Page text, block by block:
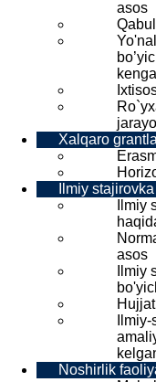
asos
Xalqaro
Ilmiy stajirovka
Ilmiy
asos
Ilmiy
Noshirlik